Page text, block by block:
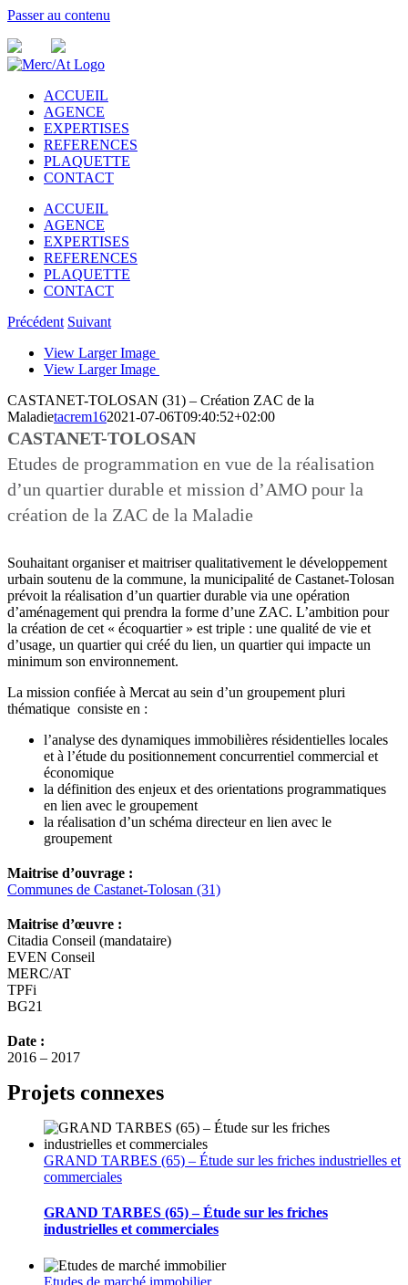
Passer au contenu
ACCUEIL
AGENCE
EXPERTISES
REFERENCES
PLAQUETTE
CONTACT
ACCUEIL
AGENCE
EXPERTISES
REFERENCES
PLAQUETTE
CONTACT
Précédent Suivant
View Larger Image
View Larger Image
CASTANET-TOLOSAN (31) – Création ZAC de la
Maladietacrem162021-07-06T09:40:52+02:00
CASTANET-TOLOSAN
Etudes de programmation en vue de la réalisation
d’un quartier durable et mission d’AMO pour la
création de la ZAC de la Maladie
Souhaitant organiser et maitriser qualitativement le développement
urbain soutenu de la commune, la municipalité de Castanet-Tolosan
prévoit la réalisation d’un quartier durable via une opération
d’aménagement qui prendra la forme d’une ZAC. L’ambition pour
la création de cet « écoquartier » est triple : une qualité de vie et
d’usage, un quartier qui créé du lien, un quartier qui impacte un
minimum son environnement.
La mission confiée à Mercat au sein d’un groupement pluri
thématique consiste en :
l’analyse des dynamiques immobilières résidentielles locales
et à l’étude du positionnement concurrentiel commercial et
économique
la définition des enjeux et des orientations programmatiques
en lien avec le groupement
la réalisation d’un schéma directeur en lien avec le
groupement
Maitrise d’ouvrage :
Communes de Castanet-Tolosan (31)
Maitrise d’œuvre :
Citadia Conseil (mandataire)
EVEN Conseil
MERC/AT
TPFi
BG21
Date :
2016 – 2017
Projets connexes
GRAND TARBES (65) – Étude sur les friches industrielles et
commerciales
GRAND TARBES (65) – Étude sur les friches
industrielles et commerciales
Etudes de marché immobilier